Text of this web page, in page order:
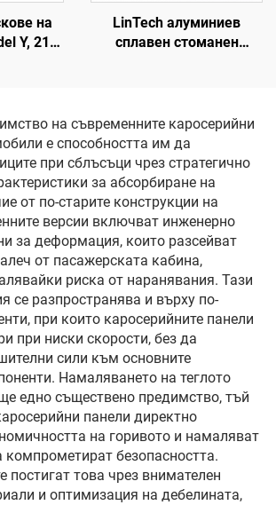
на
Y, 21
LinTech алуминиев
сплавен стоманен
на съвременните каросерийни
е способността им да
при сблъсъци чрез стратегично
за абсорбиране на
от по-старите конструкции на
версии включват инженерно
за деформация, които разсейват
от пасажерската кабина,
риска от наранявания. Тази
се разпространява и върху по-
при които каросерийните панели
при ниски скорости, без да
сили към основните
Намаляването на теглото
едно съществено предимство, тъй
панели директно
на горивото и намаляват
компрометират безопасността.
постигат това чрез внимателен
и оптимизация на дебелината,